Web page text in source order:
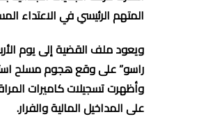
المتهم الرئيسي في الاعتداء
راسو” على وقع هجوم مسلح
وأظهرت تسجيلات كاميرات
على المداخيل المالية والفرار.